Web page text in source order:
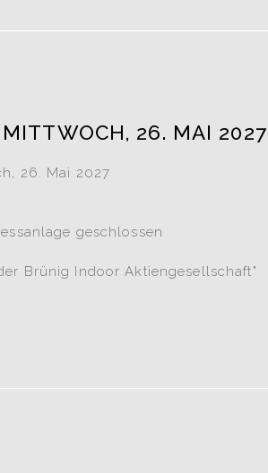
26. MAI 2027
26. Mai 2027
geschlossen
Brünig Indoor Aktiengesellschaft"